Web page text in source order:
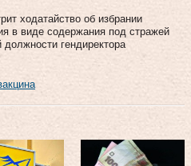
ходатайство об избрании
в виде содержания под стражей
должности гендиректора